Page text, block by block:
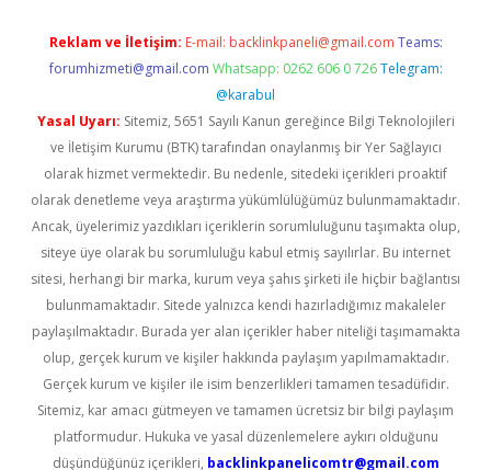
Reklam ve İletişim: E-mail: backlinkpaneli@gmail.com Teams:
forumhizmeti@gmail.com Whatsapp: 0262 606 0 726 Telegram:
@karabul
Yasal Uyarı: Sitemiz, 5651 Sayılı Kanun gereğince Bilgi Teknolojileri
ve İletişim Kurumu (BTK) tarafından onaylanmış bir Yer Sağlayıcı
olarak hizmet vermektedir. Bu nedenle, sitedeki içerikleri proaktif
olarak denetleme veya araştırma yükümlülüğümüz bulunmamaktadır.
Ancak, üyelerimiz yazdıkları içeriklerin sorumluluğunu taşımakta olup,
siteye üye olarak bu sorumluluğu kabul etmiş sayılırlar. Bu internet
sitesi, herhangi bir marka, kurum veya şahıs şirketi ile hiçbir bağlantısı
bulunmamaktadır. Sitede yalnızca kendi hazırladığımız makaleler
paylaşılmaktadır. Burada yer alan içerikler haber niteliği taşımamakta
olup, gerçek kurum ve kişiler hakkında paylaşım yapılmamaktadır.
Gerçek kurum ve kişiler ile isim benzerlikleri tamamen tesadüfidir.
Sitemiz, kar amacı gütmeyen ve tamamen ücretsiz bir bilgi paylaşım
platformudur. Hukuka ve yasal düzenlemelere aykırı olduğunu
düşündüğünüz içerikleri, backlinkpanelicomtr@gmail.com